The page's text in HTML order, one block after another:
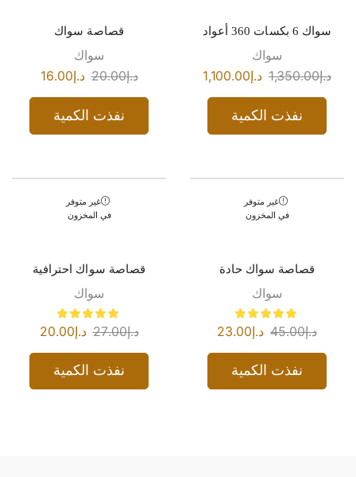
سواك 6 بكسات 360 أعواد
سواك
د.إ1,350.00 د.إ1,100.00
نفذت الكمية
قصاصة سواك
سواك
د.إ20.00 د.إ16.00
نفذت الكمية
غير متوفر
في المخزون
قصاصة سواك حادة
سواك
د.إ45.00 د.إ23.00
نفذت الكمية
غير متوفر
في المخزون
قصاصة سواك احترافية
سواك
د.إ27.00 د.إ20.00
نفذت الكمية